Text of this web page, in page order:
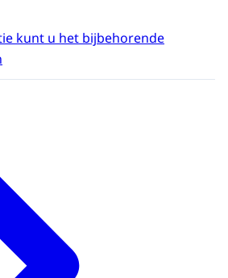
kunt u het bijbehorende